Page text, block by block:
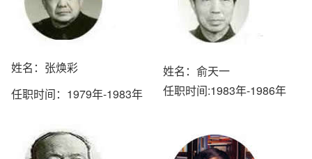
姓名：张焕彩
任职时间：1979年-1983年
姓名：俞天一
任职时间:1983年-1986年